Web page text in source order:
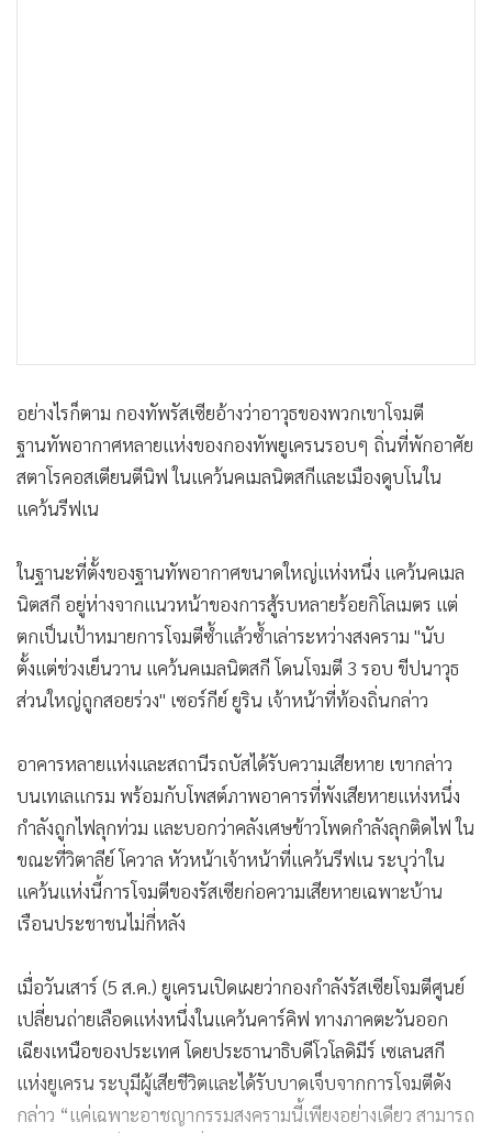
อย่างไรก็ตาม กองทัพรัสเซียอ้างว่าอาวุธของพวกเขาโจมตี
ฐานทัพอากาศหลายแห่งของกองทัพยูเครนรอบๆ ถิ่นที่พักอาศัย
สตาโรคอสเตียนตีนิฟ ในแคว้นคเมลนิตสกีและเมืองดูบโนใน
แคว้นรีฟเน
ในฐานะที่ตั้งของฐานทัพอากาศขนาดใหญ่แห่งหนึ่ง แคว้นคเมล
นิตสกี อยู่ห่างจากแนวหน้าของการสู้รบหลายร้อยกิโลเมตร แต่
ตกเป็นเป้าหมายการโจมตีซ้ำแล้วซ้ำเล่าระหว่างสงคราม "นับ
ตั้งแต่ช่วงเย็นวาน แคว้นคเมลนิตสกี โดนโจมตี 3 รอบ ขีปนาวุธ
ส่วนใหญ่ถูกสอยร่วง" เซอร์กีย์ ยูริน เจ้าหน้าที่ท้องถิ่นกล่าว
อาคารหลายแห่งและสถานีรถบัสได้รับความเสียหาย เขากล่าว
บนเทเลแกรม พร้อมกับโพสต์ภาพอาคารที่พังเสียหายแห่งหนึ่ง
กำลังถูกไฟลุกท่วม และบอกว่าคลังเศษข้าวโพดกำลังลุกติดไฟ ใน
ขณะที่วิตาลีย์ โควาล หัวหน้าเจ้าหน้าที่แคว้นรีฟเน ระบุว่าใน
แคว้นแห่งนี้การโจมตีของรัสเซียก่อความเสียหายเฉพาะบ้าน
เรือนประชาชนไม่กี่หลัง
เมื่อวันเสาร์ (5 ส.ค.) ยูเครนเปิดเผยว่ากองกำลังรัสเซียโจมตีศูนย์
เปลี่ยนถ่ายเลือดแห่งหนึ่งในแคว้นคาร์คิฟ ทางภาคตะวันออก
เฉียงเหนือของประเทศ โดยประธานาธิบดีโวโลดิมีร์ เซเลนสกี
แห่งยูเครน ระบุมีผู้เสียชีวิตและได้รับบาดเจ็บจากการโจมตีดัง
กล่าว “แค่เฉพาะอาชญากรรมสงครามนี้เพียงอย่างเดียว สามารถ